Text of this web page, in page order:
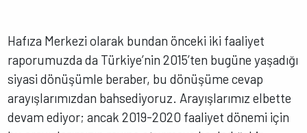
Hafıza Merkezi olarak bundan önceki iki faaliyet
raporumuzda da Türkiye’nin 2015’ten bugüne yaşadığı
siyasi dönüşümle beraber, bu dönüşüme cevap
arayışlarımızdan bahsediyoruz. Arayışlarımız elbette
devam ediyor; ancak 2019-2020 faaliyet dönemi için